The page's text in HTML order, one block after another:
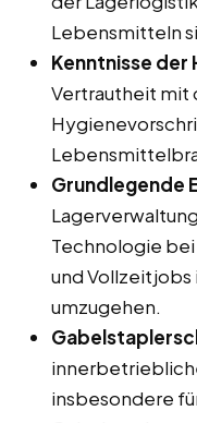
Lebensmitteln
Kenntnisse der
Vertrautheit mit
Grundlegende
Technologie
und Vollzeitjobs
umzugehen.
insbesondere